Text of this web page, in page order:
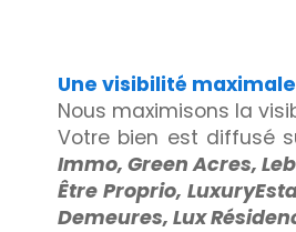
Une visibilité
Nous maximisons la
Votre bien est diffusé
Immo, Green Acres,
Être Proprio,
Demeures, Lux